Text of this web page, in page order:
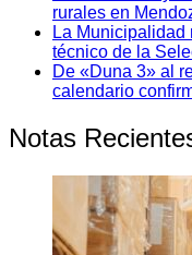
rurales en
La
técnico de la
De «Duna 3» al
calendario
Notas